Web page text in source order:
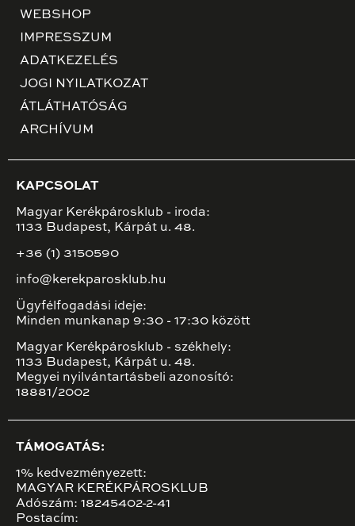
WEBSHOP
IMPRESSZUM
ADATKEZELÉS
JOGI NYILATKOZAT
ÁTLÁTHATÓSÁG
ARCHÍVUM
KAPCSOLAT
Magyar Kerékpárosklub - iroda:
1133 Budapest, Kárpát u. 48.
+36 (1) 3150590
info@kerekparosklub.hu
Ügyfélfogadási ideje:
Minden munkanap 9:30 - 17:30 között
Magyar Kerékpárosklub - székhely:
1133 Budapest, Kárpát u. 48.
Megyei nyilvántartásbeli azonosító:
18881/2002
TÁMOGATÁS:
1% kedvezményezett:
MAGYAR KERÉKPÁROSKLUB
Adószám: 18245402-2-41
Postacím: